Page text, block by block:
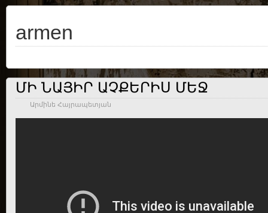
armen
ՄԻ ՆԱՅԻՐ ԱՉՔԵՐԻՍ ՄԵՋ
Արմինե Հայրապետյան